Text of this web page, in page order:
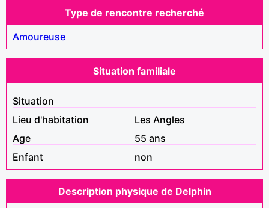
Type de rencontre recherché
Amoureuse
Situation familiale
Situation
Lieu d'habitation
Les Angles
Age
55 ans
Enfant
non
Description physique de Delphin